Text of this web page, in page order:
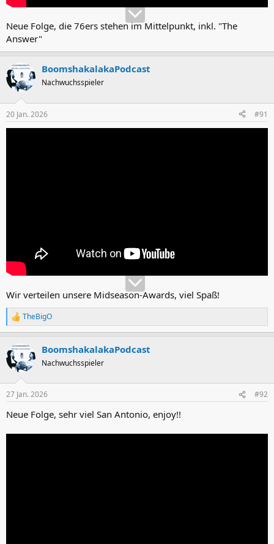
Neue Folge, die 76ers stehen im Mittelpunkt, inkl. "The
Answer"
BoomshakalakaPodcast
Nachwuchsspieler
20 Jan. 2026 #91
Wir verteilen unsere Midseason-Awards, viel Spaß!
R
e
k
t
i
e
:
TheBigO
BoomshakalakaPodcast
Nachwuchsspieler
27 Jan. 2026 #92
Neue Folge, sehr viel San Antonio, enjoy!!